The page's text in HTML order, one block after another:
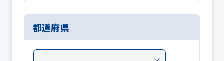
都道府県